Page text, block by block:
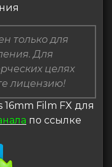
только для
Для
целях
лицензию!
16mm Film FX для
по ссылке